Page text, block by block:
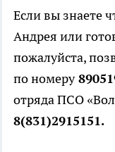
Если вы знаете
Андрея или
пожалуйста,
по номеру
отряда ПСО
8(831)2915151.